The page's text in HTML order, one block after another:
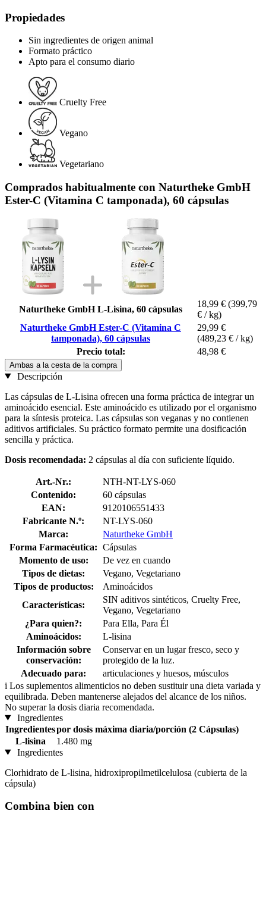
Propiedades
Sin ingredientes de origen animal
Formato práctico
Apto para el consumo diario
Cruelty Free
Vegano
Vegetariano
Comprados habitualmente con Naturtheke GmbH
Ester-C (Vitamina C tamponada), 60 cápsulas
Naturtheke GmbH L-Lisina, 60 cápsulas
18,99 € (399,79
€ / kg)
Naturtheke GmbH Ester-C (Vitamina C
tamponada), 60 cápsulas
29,99 €
(489,23 € / kg)
Precio total:
48,98 €
Ambas a la cesta de la compra
Descripción
Las cápsulas de L-Lisina ofrecen una forma práctica de integrar un
aminoácido esencial. Este aminoácido es utilizado por el organismo
para la síntesis proteica. Las cápsulas son veganas y no contienen
aditivos artificiales. Su práctico formato permite una dosificación
sencilla y práctica.
Dosis recomendada: 2 cápsulas al día con suficiente líquido.
Art.-Nr.:
NTH-NT-LYS-060
Contenido:
60 cápsulas
EAN:
9120106551433
Fabricante N.º:
NT-LYS-060
Marca:
Naturtheke GmbH
Forma Farmacéutica: Cápsulas
Momento de uso:
De vez en cuando
Tipos de dietas:
Vegano, Vegetariano
Tipos de productos:
Aminoácidos
Características:
SIN aditivos sintéticos, Cruelty Free,
Vegano, Vegetariano
¿Para quien?:
Para Ella, Para Él
Aminoácidos:
L-lisina
Información sobre
conservación:
Conservar en un lugar fresco, seco y
protegido de la luz.
Adecuado para:
articulaciones y huesos, músculos
i Los suplementos alimenticios no deben sustituir una dieta variada y
equilibrada. Deben mantenerse alejados del alcance de los niños.
No superar la dosis diaria recomendada.
Ingredientes
Ingredientespor dosis máxima diaria/porción (2 Cápsulas)
L-lisina
1.480 mg
Ingredientes
Clorhidrato de L-lisina, hidroxipropilmetilcelulosa (cubierta de la
cápsula)
Combina bien con